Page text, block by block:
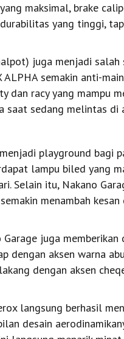
maksimal, brake
yang tinggi,
juga menjadi
semakin anti-
dan racy yang mampu
saat sedang melintas di
playground bagi
lampu biled yang
Selain itu, Nakano
menambah
juga
dengan aksen warna
dengan aksen
langsung berhasil
desain